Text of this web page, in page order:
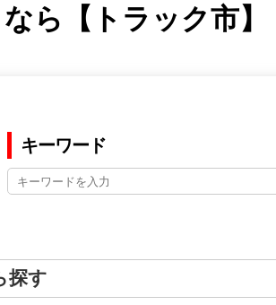
ら【トラック市】
キーワード
探す